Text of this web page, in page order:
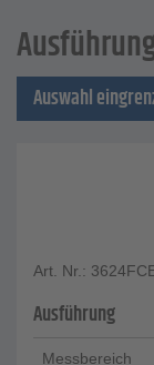
Auswahl
Art. Nr.:
Ausführung
Messbereich